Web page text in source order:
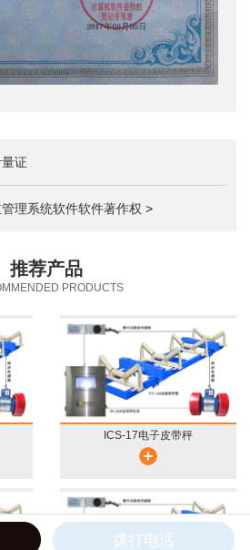
证
理系统软件软件著作权 >
推荐产品
PRODUCTS
ICS-17电子皮带秤
拨打电话